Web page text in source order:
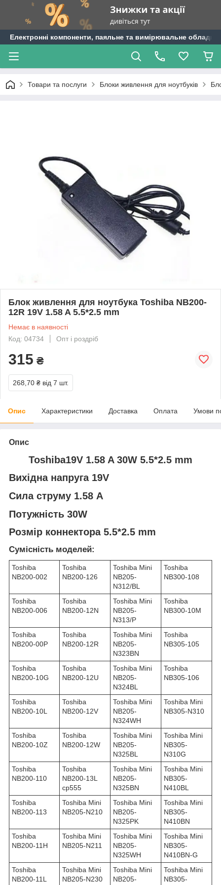
Електронні компоненти, паяльне та вимірювальне
Товари та послуги Блоки живлення для ноутбуків
Блок живлення для ноутбука Toshiba NB200-
12R 19V 1.58 A 5.5*2.5 mm
Немає в наявності
Код: 04734
Опт і роздріб
315 ₴
268,70 ₴ від 7 шт.
Опис Характеристики Доставка Оплата Умови
Опис
Toshiba19V 1.58 A 30W 5.5*2.5 mm
Вихідна напруга 19V
Сила струму 1.58 A
Потужність 30W
Розмір коннектора 5.5*2.5 mm
Сумісність моделей:
Toshiba
NB200-002
Toshiba
NB200-126
Toshiba Mini
NB205-
N312/BL
Toshiba
NB300-108
Toshiba
NB200-006
Toshiba
NB200-12N
Toshiba Mini
NB205-
N313/P
Toshiba
NB300-10M
Toshiba
NB200-00P
Toshiba
NB200-12R
Toshiba Mini
NB205-
N323BN
Toshiba
NB305-105
Toshiba
NB200-10G
Toshiba
NB200-12U
Toshiba Mini
NB205-
N324BL
Toshiba
NB305-106
Toshiba
NB200-10L
Toshiba
NB200-12V
Toshiba Mini
NB205-
N324WH
Toshiba Mini
NB305-N310
Toshiba
NB200-10Z
Toshiba
NB200-12W
Toshiba Mini
NB205-
N325BL
Toshiba Mini
NB305-
N310G
Toshiba
NB200-110
Toshiba
NB200-13L
ср555
Toshiba Mini
NB205-
N325BN
Toshiba Mini
NB305-
N410BL
Toshiba
NB200-113
Toshiba Mini
NB205-N210
Toshiba Mini
NB205-
N325PK
Toshiba Mini
NB305-
N410BN
Toshiba
NB200-11H
Toshiba Mini
NB205-N211
Toshiba Mini
NB205-
N325WH
Toshiba Mini
NB305-
N410BN-G
Toshiba
NB200-11L
Toshiba Mini
NB205-N230
Toshiba Mini
NB205-
Toshiba Mini
NB305-